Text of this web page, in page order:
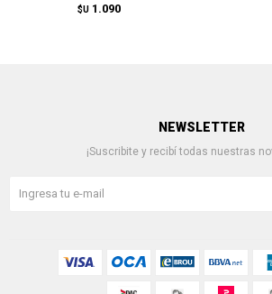
$U 1.090
NEWSLETTER
¡Suscribite y recibí todas nuestras